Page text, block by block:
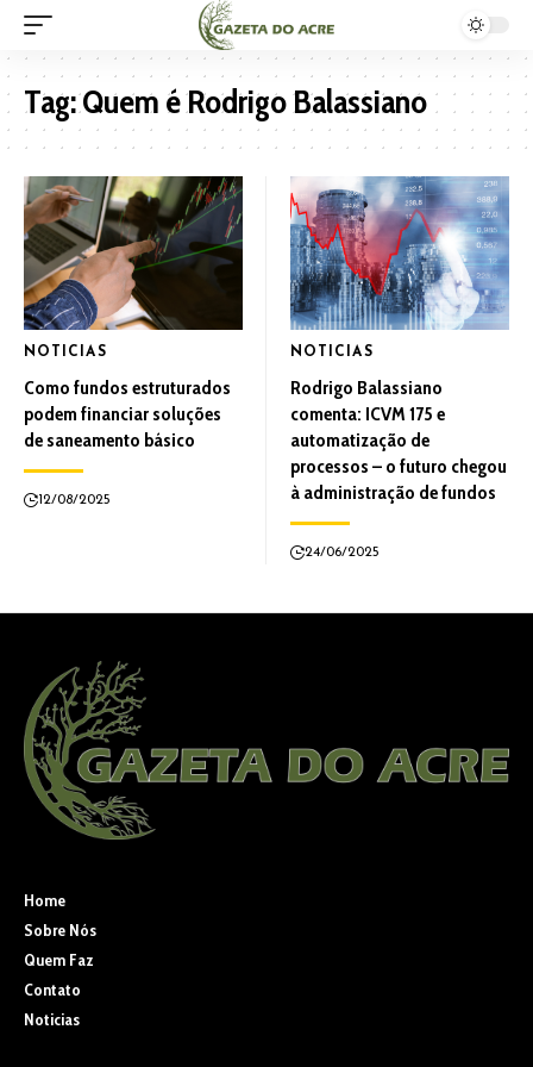
Tag:Quem é Rodrigo Balassiano
NOTICIAS
Como fundos estruturados
podem financiar soluções
de saneamento básico
12/08/2025
NOTICIAS
Rodrigo Balassiano
comenta: ICVM 175 e
automatização de
processos – o futuro chegou
à administração de fundos
24/06/2025
Home
Sobre Nós
Quem Faz
Contato
Noticias